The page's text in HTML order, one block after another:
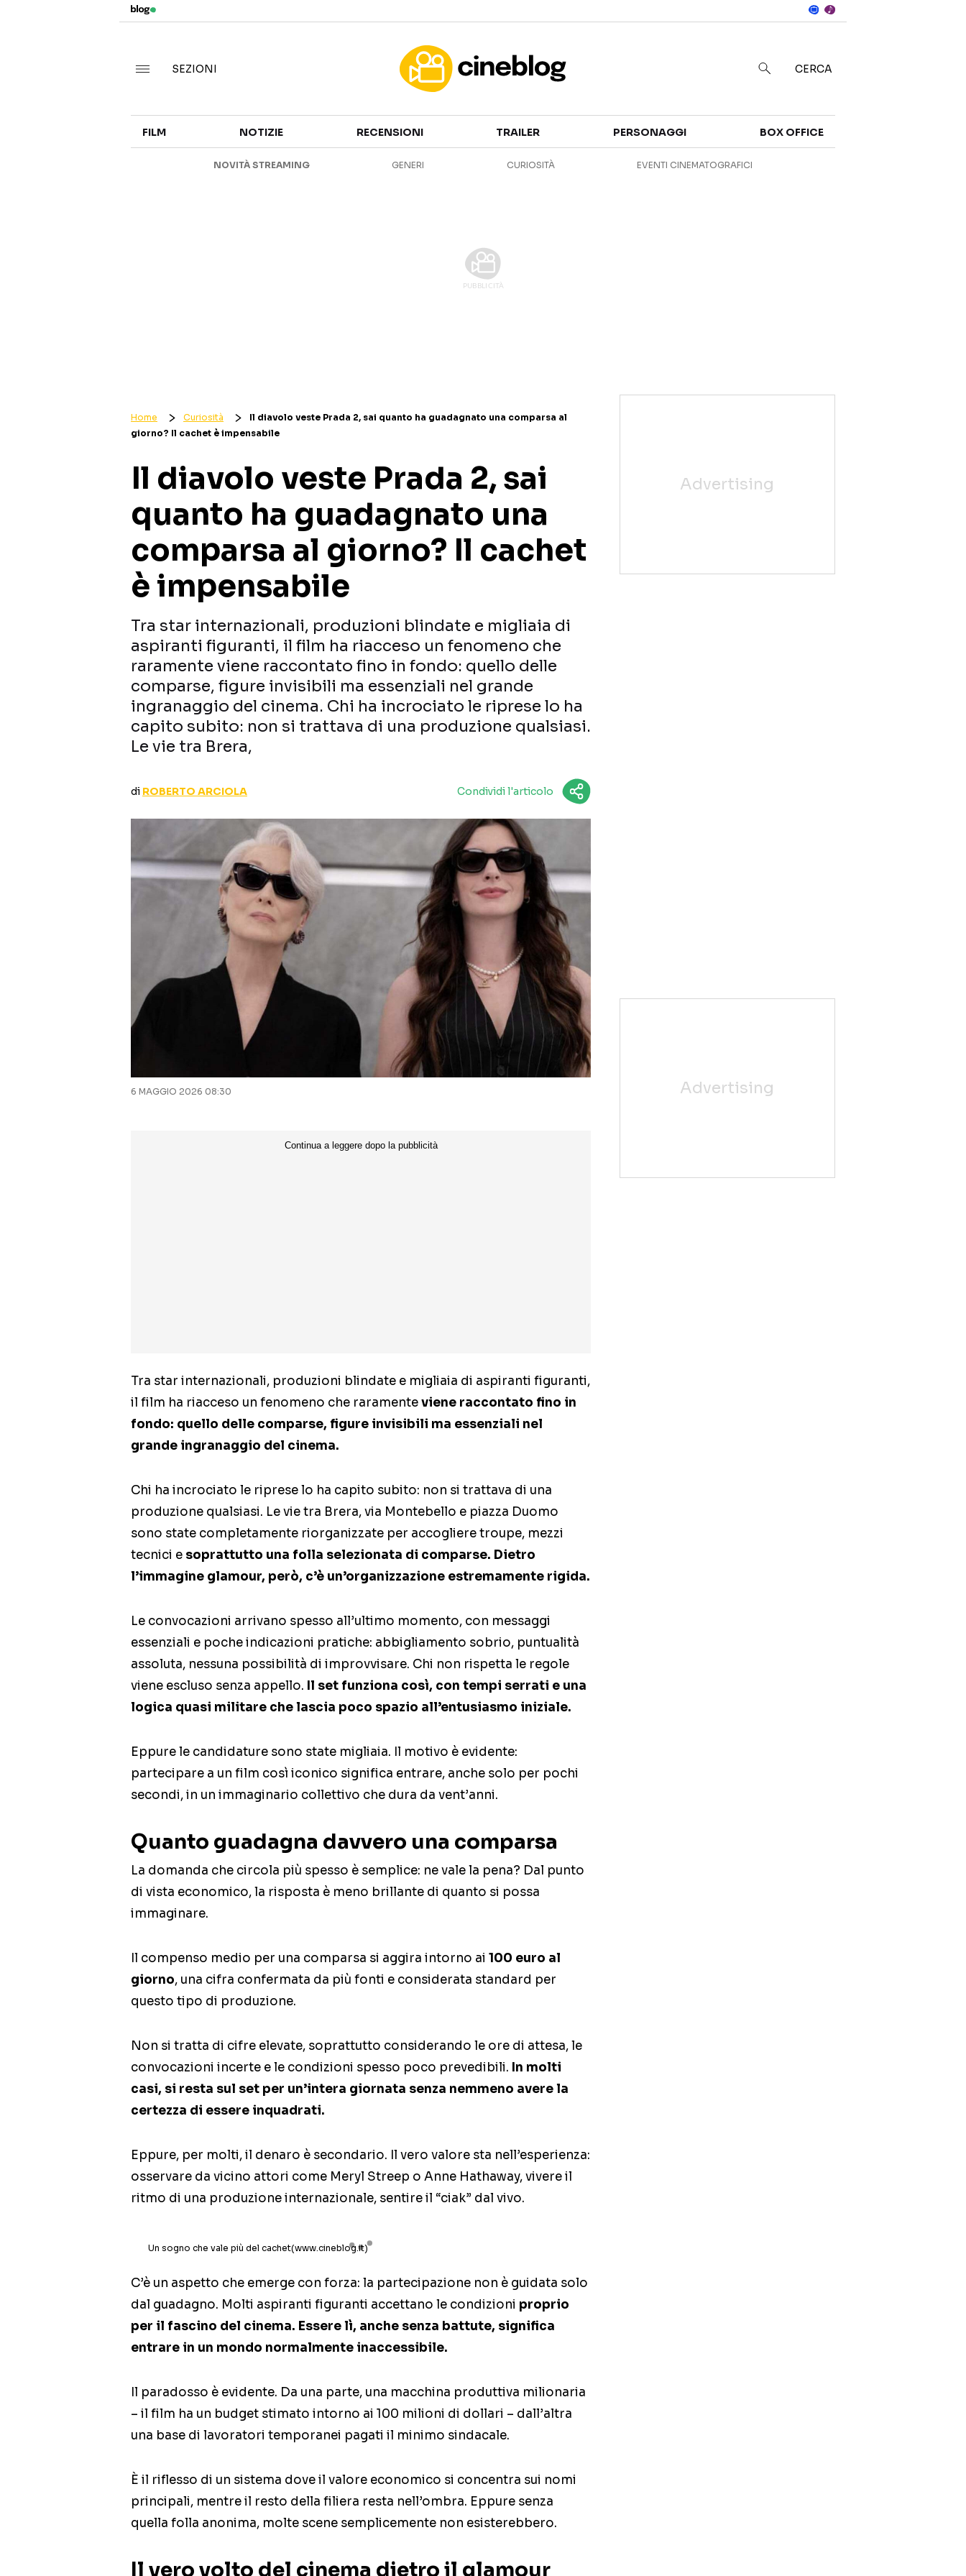
CANALI STREAMING
CURIOSITÀ
SEZIONI CERCA
FILM NOTIZIE RECENSIONI TRAILER PERSONAGGI BOX OFFICE
NOVITÀ STREAMING GENERI CURIOSITÀ EVENTI CINEMATOGRAFICI
Home Curiosità
Il diavolo veste Prada 2, sai quanto ha guadagnato una comparsa al
giorno? Il cachet è impensabile
Il diavolo veste Prada 2, sai
quanto ha guadagnato una
comparsa al giorno? Il cachet
è impensabile
Tra star internazionali, produzioni blindate e migliaia di
aspiranti figuranti, il film ha riacceso un fenomeno che
raramente viene raccontato fino in fondo: quello delle
comparse, figure invisibili ma essenziali nel grande
ingranaggio del cinema. Chi ha incrociato le riprese lo ha
capito subito: non si trattava di una produzione qualsiasi.
Le vie tra Brera,
di ROBERTO ARCIOLA Condividi l'articolo
6 MAGGIO 2026 08:30
Tra star internazionali, produzioni blindate e migliaia di aspiranti figuranti,
il film ha riacceso un fenomeno che raramenteviene raccontato fino in
fondo: quello delle comparse, figure invisibili ma essenziali nel
grande ingranaggio del cinema.
Chi ha incrociato le riprese lo ha capito subito: non si trattava di una
produzione qualsiasi. Le vie tra Brera, via Montebello e piazza Duomo
sono state completamente riorganizzate per accogliere troupe, mezzi
tecnici e soprattutto una folla selezionata di comparse. Dietro
l’immagine glamour, però, c’è un’organizzazione estremamente rigida.
Le convocazioni arrivano spesso all’ultimo momento, con messaggi
essenziali e poche indicazioni pratiche: abbigliamento sobrio, puntualità
assoluta, nessuna possibilità di improvvisare. Chi non rispetta le regole
viene escluso senza appello. Il set funziona così, con tempi serrati e una
logica quasi militare che lascia poco spazio all’entusiasmo iniziale.
Eppure le candidature sono state migliaia. Il motivo è evidente:
partecipare a un film così iconico significa entrare, anche solo per pochi
secondi, in un immaginario collettivo che dura da vent’anni.
Quanto guadagna davvero una comparsa
La domanda che circola più spesso è semplice: ne vale la pena? Dal punto
di vista economico, la risposta è meno brillante di quanto si possa
immaginare.
Il compenso medio per una comparsa si aggira intorno ai 100 euro al
giorno, una cifra confermata da più fonti e considerata standard per
questo tipo di produzione.
Non si tratta di cifre elevate, soprattutto considerando le ore di attesa, le
convocazioni incerte e le condizioni spesso poco prevedibili. In molti
casi, si resta sul set per un’intera giornata senza nemmeno avere la
certezza di essere inquadrati.
Eppure, per molti, il denaro è secondario. Il vero valore sta nell’esperienza:
osservare da vicino attori come Meryl Streep o Anne Hathaway, vivere il
ritmo di una produzione internazionale, sentire il “ciak” dal vivo.
Un sogno che vale più del cachet(www.cineblog.it)
C’è un aspetto che emerge con forza: la partecipazione non è guidata solo
dal guadagno. Molti aspiranti figuranti accettano le condizioni proprio
per il fascino del cinema. Essere lì, anche senza battute, significa
entrare in un mondo normalmente inaccessibile.
Il paradosso è evidente. Da una parte, una macchina produttiva milionaria
– il film ha un budget stimato intorno ai 100 milioni di dollari – dall’altra
una base di lavoratori temporanei pagati il minimo sindacale.
È il riflesso di un sistema dove il valore economico si concentra sui nomi
principali, mentre il resto della filiera resta nell’ombra. Eppure senza
quella folla anonima, molte scene semplicemente non esisterebbero.
Il vero volto del cinema dietro il glamour